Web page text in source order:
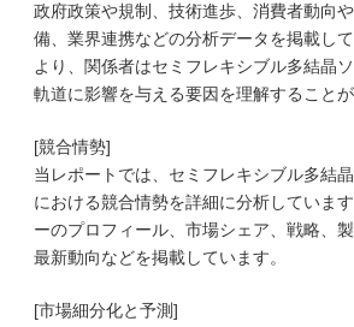
政府政策や規制、技術進歩、消費者動向
備、業界連携などの分析データを掲載し
より、関係者はセミフレキシブル多結晶
軌道に影響を与える要因を理解することが
[競合情勢]
当レポートでは、セミフレキシブル多結
における競合情勢を詳細に分析していま
ーのプロフィール、市場シェア、戦略、
最新動向などを掲載しています。
[市場細分化と予測]